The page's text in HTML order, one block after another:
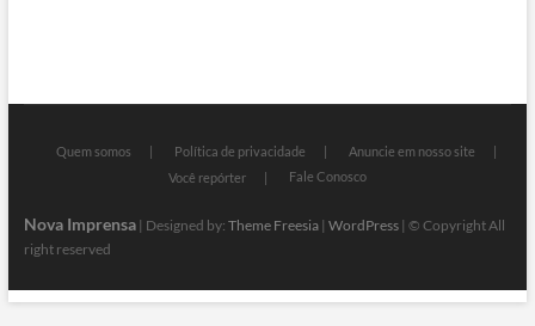
Quem somos Política de privacidade
Anuncie em nosso site
Você repórter
Fale Conosco
Nova Imprensa| Designed by: Theme Freesia| WordPress| © Copyright All
right reserved